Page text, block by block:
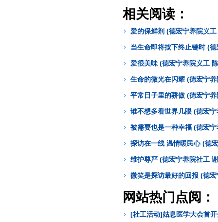
相关阅读：
爱的保鲜剂 (德宏宁养院义
当生命即将按下终止键时 (
爱很美味 (德宏宁养院义工
生命的微光在闪耀 (德宏宁
平常日子里的骄傲 (德宏宁
谁不想多看世界几眼 (德宏
被需要也是一种幸福 (德宏
探访在一线 温情暖民心 (德
维护尊严 (德宏宁养院社工
微笑是探访最好的回报 (德
网站热门点阅：
[社工活动]姑息医学大会首